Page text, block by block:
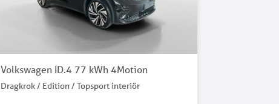
Volkswagen ID.4 77 kWh 4Motion
Dragkrok / Edition / Topsport interiör